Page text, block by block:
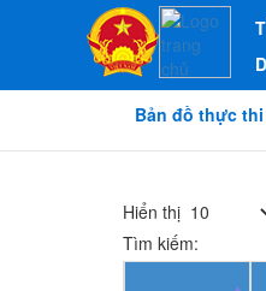
Bản đồ thực
Hiển thị
Tìm kiếm: